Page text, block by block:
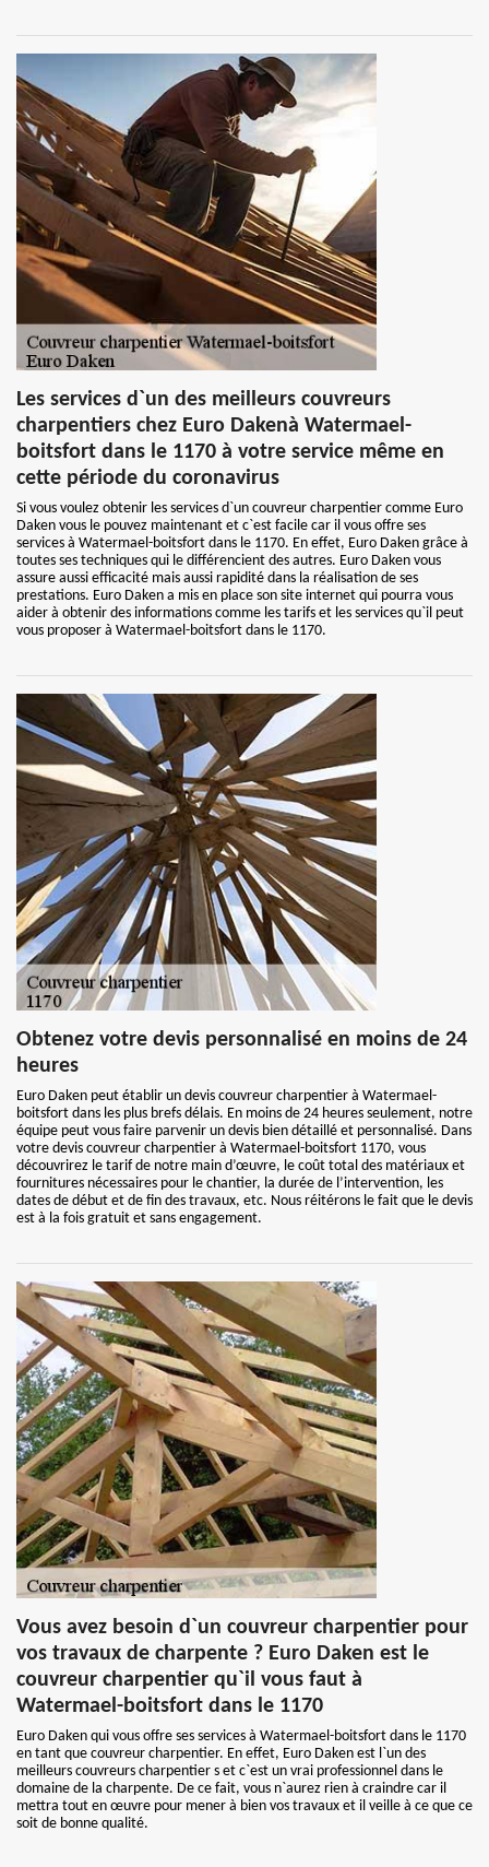
Les services d`un des meilleurs couvreurs
charpentiers chez Euro Dakenà Watermael-
boitsfort dans le 1170 à votre service même en
cette période du coronavirus
Si vous voulez obtenir les services d`un couvreur charpentier comme Euro
Daken vous le pouvez maintenant et c`est facile car il vous offre ses
services à Watermael-boitsfort dans le 1170. En effet, Euro Daken grâce à
toutes ses techniques qui le différencient des autres. Euro Daken vous
assure aussi efficacité mais aussi rapidité dans la réalisation de ses
prestations. Euro Daken a mis en place son site internet qui pourra vous
aider à obtenir des informations comme les tarifs et les services qu`il peut
vous proposer à Watermael-boitsfort dans le 1170.
Obtenez votre devis personnalisé en moins de 24
heures
Euro Daken peut établir un devis couvreur charpentier à Watermael-
boitsfort dans les plus brefs délais. En moins de 24 heures seulement, notre
équipe peut vous faire parvenir un devis bien détaillé et personnalisé. Dans
votre devis couvreur charpentier à Watermael-boitsfort 1170, vous
découvrirez le tarif de notre main d’œuvre, le coût total des matériaux et
fournitures nécessaires pour le chantier, la durée de l’intervention, les
dates de début et de fin des travaux, etc. Nous réitérons le fait que le devis
est à la fois gratuit et sans engagement.
Vous avez besoin d`un couvreur charpentier pour
vos travaux de charpente ? Euro Daken est le
couvreur charpentier qu`il vous faut à
Watermael-boitsfort dans le 1170
Euro Daken qui vous offre ses services à Watermael-boitsfort dans le 1170
en tant que couvreur charpentier. En effet, Euro Daken est l`un des
meilleurs couvreurs charpentier s et c`est un vrai professionnel dans le
domaine de la charpente. De ce fait, vous n`aurez rien à craindre car il
mettra tout en œuvre pour mener à bien vos travaux et il veille à ce que ce
soit de bonne qualité.